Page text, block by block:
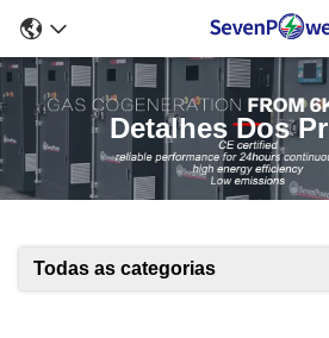
Detalhes Dos
Todas as categorias